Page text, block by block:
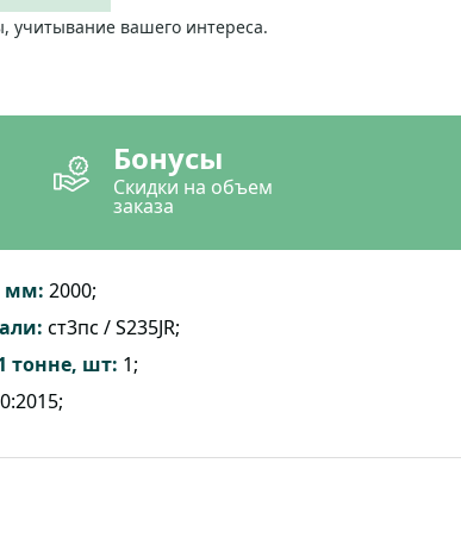
учитывание вашего интереса.
Бонусы
Скидки на объем
заказа
мм: 2000;
ст3пс / S235JR;
тонне, шт: 1;